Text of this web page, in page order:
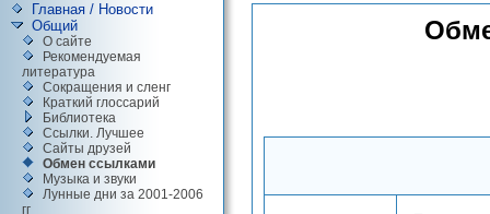
Главная / Новости
Общий
О сайте
Рекомендуемая
литература
Сокращения и сленг
Краткий глоссарий
Библиотека
Ссылки. Лучшее
Сайты друзей
Обмен ссылками
Музыка и звуки
Лунные дни за 2001-2006
гг